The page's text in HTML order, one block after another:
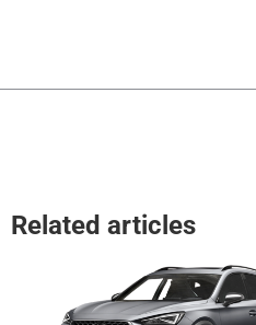
Related articles